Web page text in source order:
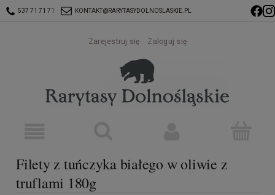
537 71 71 71 KONTAKT@RARYTASYDOLNOSLASKIE.PL
Zarejestruj się Zaloguj się
Filety z tuńczyka białego w oliwie z
truflami 180g